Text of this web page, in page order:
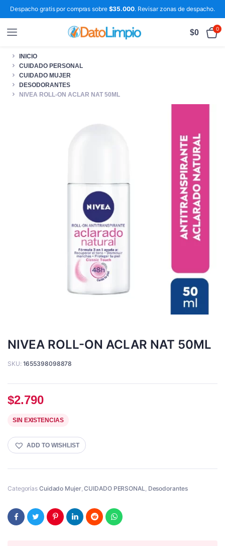
Despacho gratis por compras sobre $35.000. Revisar zonas de despacho.
$0 0
INICIO
CUIDADO PERSONAL
CUIDADO MUJER
DESODORANTES
NIVEA ROLL-ON ACLAR NAT 50ML
NIVEA ROLL-ON ACLAR NAT 50ML
SKU: 1655398098878
$2.790
SIN EXISTENCIAS
ADD TO WISHLIST
Categorías Cuidado Mujer,CUIDADO PERSONAL, Desodorantes